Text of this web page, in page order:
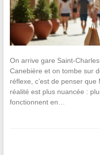
On arrive gare Saint-
Canebière et on tombe sur
réflexe, c’est de penser
réalité est plus nuancée :
fonctionnent en…